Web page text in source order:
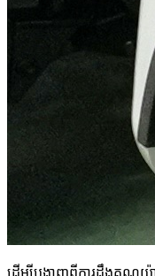
ដើម្បីបង្ហាញពីការដឹងគុណយ៉ា